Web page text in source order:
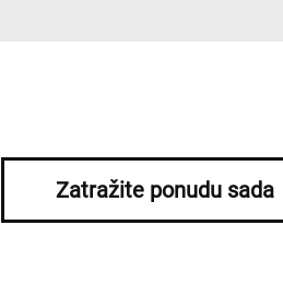
Zatražite ponudu sada